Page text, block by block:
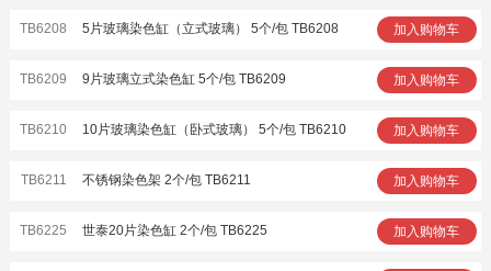
TB6208 5片玻璃染色缸（立式玻璃） 5个/包 TB6208 加入购物车
TB6209 9片玻璃立式染色缸 5个/包 TB6209 加入购物车
TB6210 10片玻璃染色缸（卧式玻璃） 5个/包 TB6210 加入购物车
TB6211 不锈钢染色架 2个/包 TB6211 加入购物车
TB6225 世泰20片染色缸 2个/包 TB6225 加入购物车